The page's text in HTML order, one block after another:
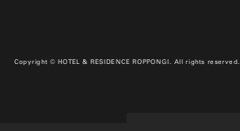
Copyright © HOTEL & RESIDENCE ROPPONGI. All rights reserved.